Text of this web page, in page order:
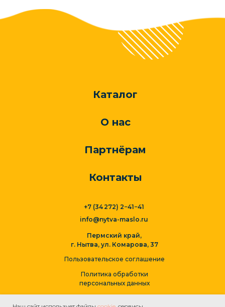
+7 (34 272) 2−41−41
info@nytva-maslo.ru
Пермский край,
г. Нытва, ул. Комарова, 37
Каталог
О нас
Партнёрам
Контакты
Политика обработки
персональных данных
Пользовательское соглашение